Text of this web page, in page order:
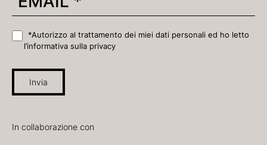
*Autorizzo al trattamento dei miei dati personali ed ho letto
l’informativa sulla privacy
Invia
In collaborazione con